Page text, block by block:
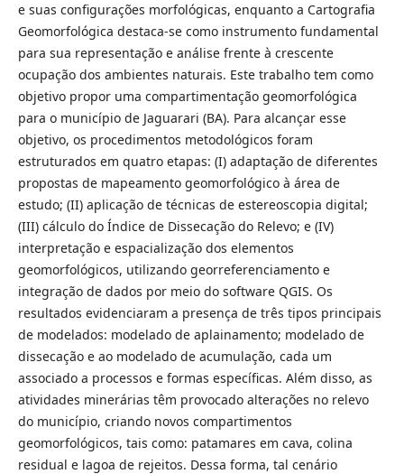
e suas configurações morfológicas, enquanto a Cartografia
Geomorfológica destaca-se como instrumento fundamental
para sua representação e análise frente à crescente
ocupação dos ambientes naturais. Este trabalho tem como
objetivo propor uma compartimentação geomorfológica
para o município de Jaguarari (BA). Para alcançar esse
objetivo, os procedimentos metodológicos foram
estruturados em quatro etapas: (I) adaptação de diferentes
propostas de mapeamento geomorfológico à área de
estudo; (II) aplicação de técnicas de estereoscopia digital;
(III) cálculo do Índice de Dissecação do Relevo; e (IV)
interpretação e espacialização dos elementos
geomorfológicos, utilizando georreferenciamento e
integração de dados por meio do software QGIS. Os
resultados evidenciaram a presença de três tipos principais
de modelados: modelado de aplainamento; modelado de
dissecação e ao modelado de acumulação, cada um
associado a processos e formas específicas. Além disso, as
atividades minerárias têm provocado alterações no relevo
do município, criando novos compartimentos
geomorfológicos, tais como: patamares em cava, colina
residual e lagoa de rejeitos. Dessa forma, tal cenário